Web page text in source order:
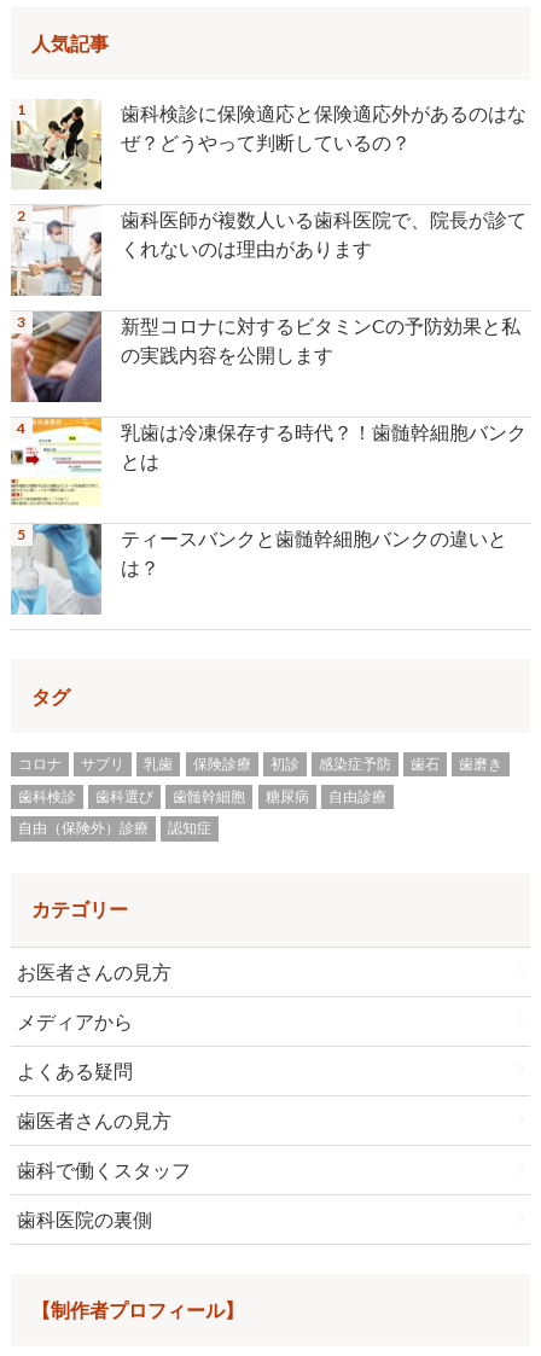
人気記事
歯科検診に保険適応と保険適応外があるのはな
ぜ？どうやって判断しているの？
歯科医師が複数人いる歯科医院で、院長が診て
くれないのは理由があります
新型コロナに対するビタミンCの予防効果と私
の実践内容を公開します
乳歯は冷凍保存する時代？！歯髄幹細胞バンク
とは
ティースバンクと歯髄幹細胞バンクの違いと
は？
タグ
コロナ サプリ 乳歯 保険診療 初診 感染症予防 歯石
歯磨き
歯科検診
歯科選び 歯髄幹細胞 糖尿病
自由診療
自由（保険外）診療
認知症
カテゴリー
お医者さんの見方
メディアから
よくある疑問
歯医者さんの見方
歯科で働くスタッフ
歯科医院の裏側
【制作者プロフィール】